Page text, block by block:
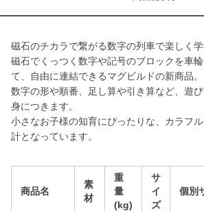
磁石のチカラで繋がる数字の列車で楽しく学
磁石でくっつく数字や記号のブロックを車
て、自由に連結できるマグビルドの新商品。
数字の形や順番、足し算や引き算など、遊
身につきます。
小さなお子様の知育にぴったりな、カラフ
計となっています。
商品名
素
材
重
量
(kg)
サ
イ
ズ
個別